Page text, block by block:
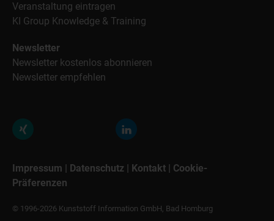
Veranstaltung eintragen
KI Group Knowledge & Training
Newsletter
Newsletter kostenlos abonnieren
Newsletter empfehlen
Impressum | Datenschutz | Kontakt | Cookie-
Präferenzen
© 1996-2026 Kunststoff Information GmbH, Bad Homburg